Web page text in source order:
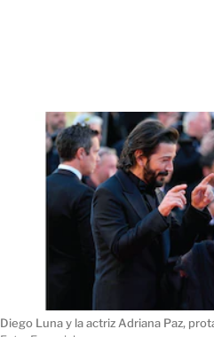
Diego Luna y la actriz Adriana Paz,